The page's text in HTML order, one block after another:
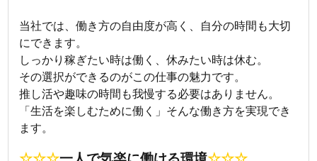
当社では、働き方の自由度が高く、自分の時間も大切
にできます。
しっかり稼ぎたい時は働く、休みたい時は休む。
その選択ができるのがこの仕事の魅力です。
推し活や趣味の時間も我慢する必要はありません。
「生活を楽しむために働く」そんな働き方を実現でき
ます。